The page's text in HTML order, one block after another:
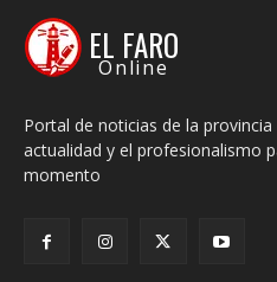
EL FARO
Online
Portal de noticias de la
actualidad y el profesionalismo
momento